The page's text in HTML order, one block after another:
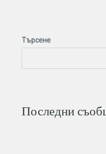
Търсене
Последни